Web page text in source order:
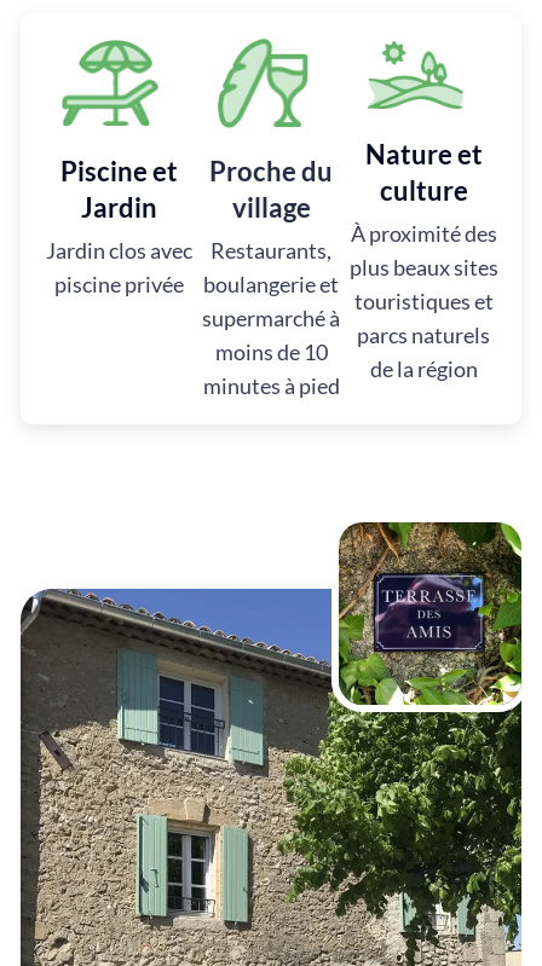
Piscine et
Jardin
Jardin clos avec
piscine privée
Proche du
village
Restaurants,
boulangerie et
supermarché à
moins de 10
minutes à pied
Nature et
culture
À proximité des
plus beaux sites
touristiques et
parcs naturels
de la région